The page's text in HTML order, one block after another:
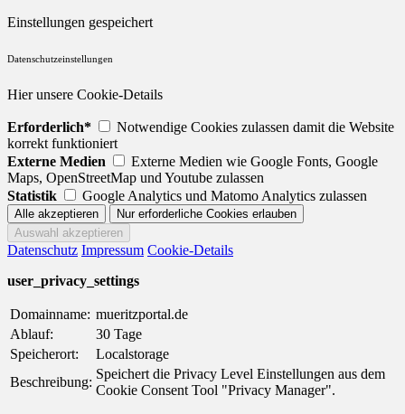
Einstellungen gespeichert
Datenschutzeinstellungen
Hier unsere Cookie-Details
Erforderlich*
Notwendige Cookies zulassen damit die Website
korrekt funktioniert
Externe Medien
Externe Medien wie Google Fonts, Google
Maps, OpenStreetMap und Youtube zulassen
Statistik
Google Analytics und Matomo Analytics zulassen
Datenschutz Impressum Cookie-Details
user_privacy_settings
Domainname: mueritzportal.de
Ablauf:
30 Tage
Speicherort:
Localstorage
Beschreibung:
Speichert die Privacy Level Einstellungen aus dem
Cookie Consent Tool "Privacy Manager".